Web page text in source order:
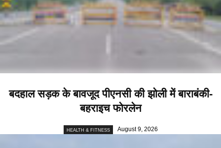
बदहाल सड़क के बावजूद पीएनसी की झोली में बाराबंकी-
बहराइच फोरलेन
HEALTH & FITNESS August 9, 2026